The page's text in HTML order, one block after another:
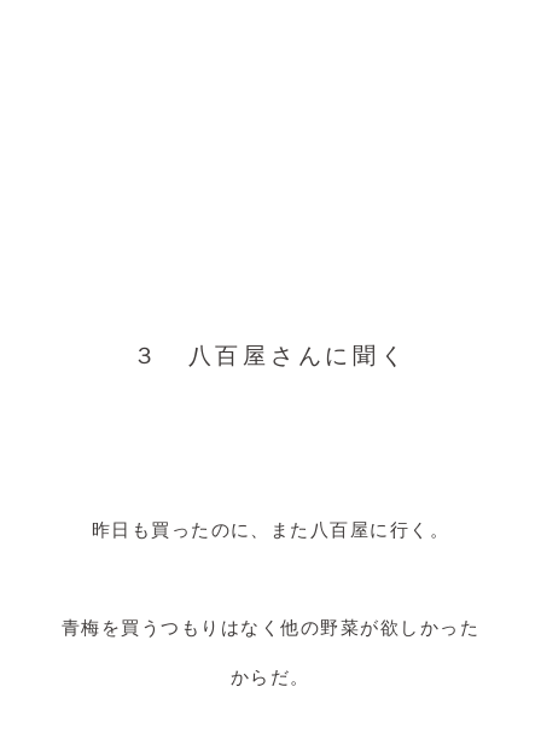
３ 八百屋さんに聞く
昨日も買ったのに、また八百屋に行く。
青梅を買うつもりはなく他の野菜が欲しかった
からだ。